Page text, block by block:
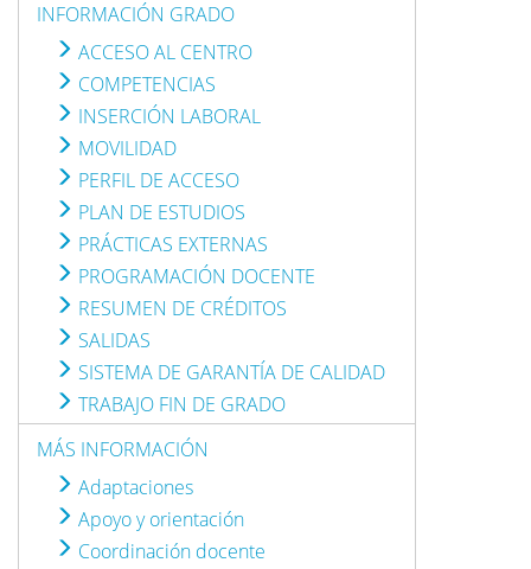
INFORMACIÓN GRADO
ACCESO AL CENTRO
COMPETENCIAS
INSERCIÓN LABORAL
MOVILIDAD
PERFIL DE ACCESO
PLAN DE ESTUDIOS
PRÁCTICAS EXTERNAS
PROGRAMACIÓN DOCENTE
RESUMEN DE CRÉDITOS
SALIDAS
SISTEMA DE GARANTÍA DE CALIDAD
TRABAJO FIN DE GRADO
MÁS INFORMACIÓN
Adaptaciones
Apoyo y orientación
Coordinación docente